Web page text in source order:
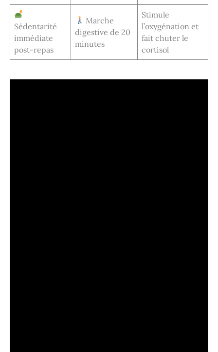
Sédentarité
immédiate
post-repas
Marche
digestive de 20
minutes
Stimule
l’oxygénation et
fait chuter le
cortisol